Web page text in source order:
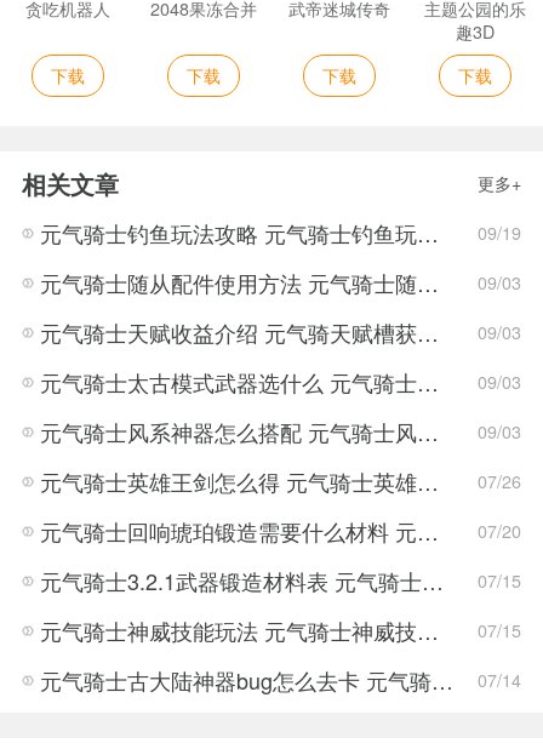
贪吃机器人
下载
2048果冻合并
下载
武帝迷城传奇
下载
主题公园的乐
趣3D
下载
相关文章 更多+
元气骑士钓鱼玩法攻略 元气骑士钓鱼玩法详情介绍 09/19
元气骑士随从配件使用方法 元气骑士随从玩法攻略 09/03
元气骑士天赋收益介绍 元气骑天赋槽获取方法 09/03
元气骑士太古模式武器选什么 元气骑士太古模式玩法攻略 09/03
元气骑士风系神器怎么搭配 元气骑士风系神器搭配攻略 09/03
元气骑士英雄王剑怎么得 元气骑士英雄王剑获取攻略 07/26
元气骑士回响琥珀锻造需要什么材料 元气骑士回响琥珀锻造材料一览 07/20
元气骑士3.2.1武器锻造材料表 元气骑士3.2.1武器材料数据 07/15
元气骑士神威技能玩法 元气骑士神威技能介绍 07/15
元气骑士古大陆神器bug怎么去卡 元气骑士上古大陆的神器卡bug方法 07/14